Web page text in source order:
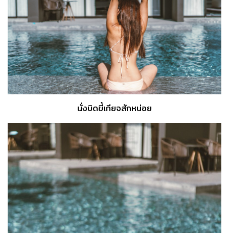
นั่งบิดขี้เกียจสักหน่อย